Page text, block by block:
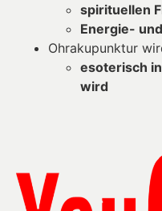
spirituellen
Energie-
Ohrakupunktur
esoterisch
wird